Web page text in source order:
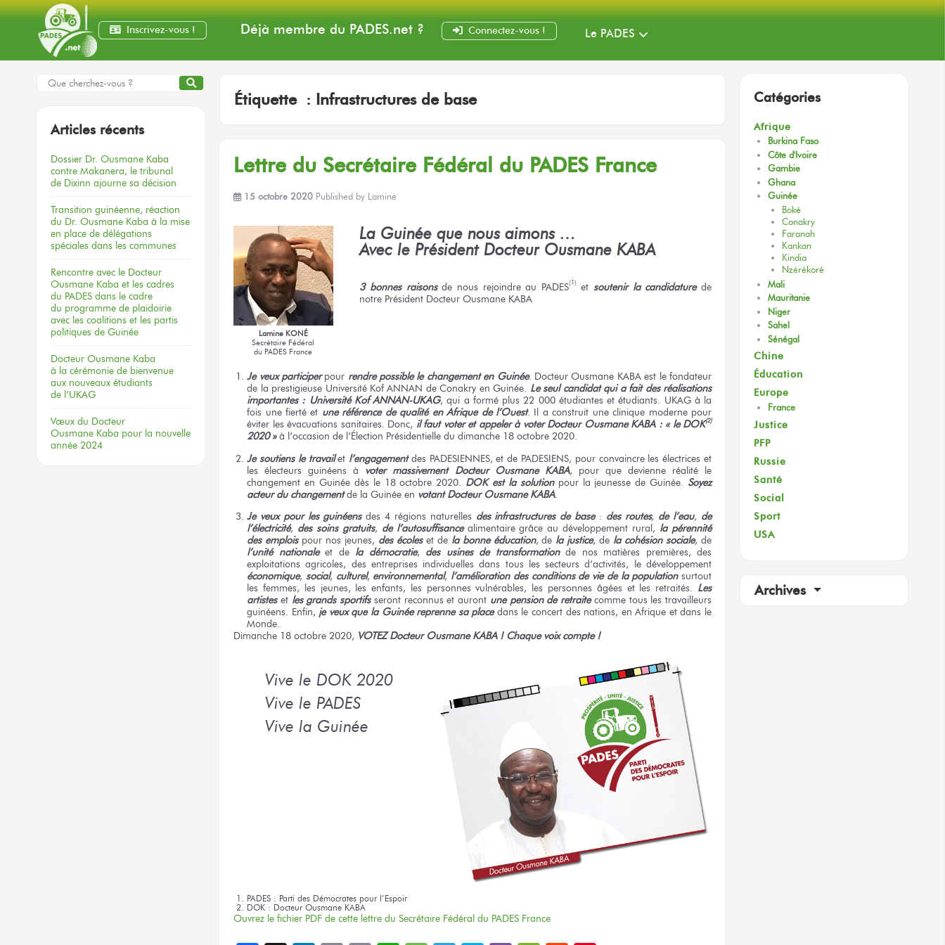
Inscrivez-vous ! Déjà membre du PADES.net? Connectez-vous ! Le PADES
Étiquette : Infrastructures de base
Lettre du Secrétaire Fédéral du PADES France
15 octobre 2020 Published by Lamine
Lamine KONÉ
Secrétaire Fédéral
du PADES France
La Guinée que nous aimons …
Avec le Président Docteur Ousmane KABA
3 bonnes raisonsde nous rejoindre au PADES(1) etsoutenir la candidaturede
notre Président Docteur Ousmane KABA
Je veux participerpour rendre possible le changement en Guinée. Docteur Ousmane KABA est le fondateur
de la prestigieuse Université Kof ANNAN de Conakry en Guinée. Le seul candidat qui a fait des réalisations
importantes : Université Kof ANNAN-UKAG, qui a formé plus 22 000 étudiantes et étudiants. UKAG à la
fois une fierté et une référence de qualité en Afrique de l’Ouest. Il a construit une clinique moderne pour
éviter les évacuations sanitaires. Donc, il faut voter et appeler à voter Docteur Ousmane KABA : « le DOK(2)
2020 »à l’occasion de l’Élection Présidentielle du dimanche 18 octobre 2020.
Je soutiens le travailet l’engagementdes PADESIENNES, et de PADESIENS, pour convaincre les électrices et
les électeurs guinéens à voter massivement Docteur Ousmane KABA, pour que devienne réalité le
changement en Guinée dès le 18 octobre 2020. DOK est la solutionpour la jeunesse de Guinée. Soyez
acteur du changementde la Guinée en votant Docteur Ousmane KABA.
Je veux pour les guinéensdes 4 régions naturelles des infrastructures de base: des routes, de l’eau, de
l’électricité, des soins gratuits, de l’autosuffisancealimentaire grâce au développement rural, la pérennité
des emploispour nos jeunes, des écoleset de la bonne éducation, de la justice, de la cohésion sociale, de
l’unité nationaleet de la démocratie, des usines de transformationde nos matières premières, des
exploitations agricoles, des entreprises individuelles dans tous les secteurs d’activités, le développement
économique, social, culturel, environnemental, l’amélioration des conditions de vie de la populationsurtout
les femmes, les jeunes, les enfants, les personnes vulnérables, les personnes âgées et les retraités. Les
artisteset les grands sportifsseront reconnus et auront une pension de retraitecomme tous les travailleurs
guinéens. Enfin, je veux que la Guinée reprenne sa placedans le concert des nations, en Afrique et dans le
Monde.
Dimanche 18 octobre 2020, VOTEZ Docteur Ousmane KABA ! Chaque voix compte !
Vive le DOK 2020
Vive le PADES
Vive la Guinée
PADES : Parti des Démocrates pour l’Espoir
DOK : Docteur Ousmane KABA
Ouvrez le fichier PDF de cette lettre du Secrétaire Fédéral du PADES France
Articles récents
Dossier Dr. Ousmane Kaba
contre Makanera, le tribunal
de Dixinn ajourne sa décision
Transition guinéenne, réaction
du Dr. Ousmane Kaba à la mise
en place de délégations
spéciales dans les communes
Rencontre avec le Docteur
Ousmane Kaba et les cadres
du PADES dans le cadre
du programme de plaidoirie
avec les coalitions et les partis
politiques de Guinée
Docteur Ousmane Kaba
à la cérémonie de bienvenue
aux nouveaux étudiants
de l’UKAG
Vœux du Docteur
Ousmane Kaba pour la nouvelle
année 2024
Catégories
Afrique
Burkina Faso
Côte d'Ivoire
Gambie
Ghana
Guinée
Boké
Conakry
Faranah
Kankan
Kindia
Nzérékoré
Mali
Mauritanie
Niger
Sahel
Sénégal
Chine
Éducation
Europe
France
Justice
PFP
Russie
Santé
Social
Sport
USA
Archives